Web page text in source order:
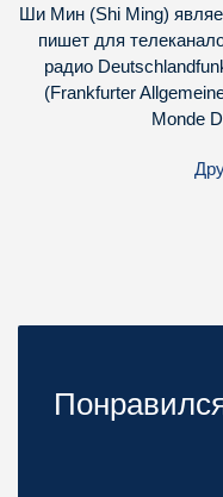
Ши Мин (Shi Ming)
пишет для
радио
(Frankfurter
Monde